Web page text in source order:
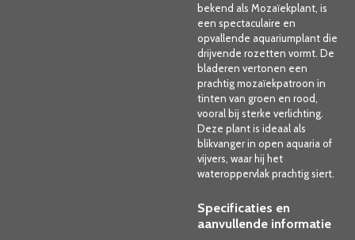
bekend als Mozaïekplant, is
een spectaculaire en
opvallende aquariumplant die
drijvende rozetten vormt. De
bladeren vertonen een
prachtig mozaïekpatroon in
tinten van groen en rood,
vooral bij sterke verlichting.
Deze plant is ideaal als
blikvanger in open aquaria of
vijvers, waar hij het
wateroppervlak prachtig siert.
Specificaties en
aanvullende informatie